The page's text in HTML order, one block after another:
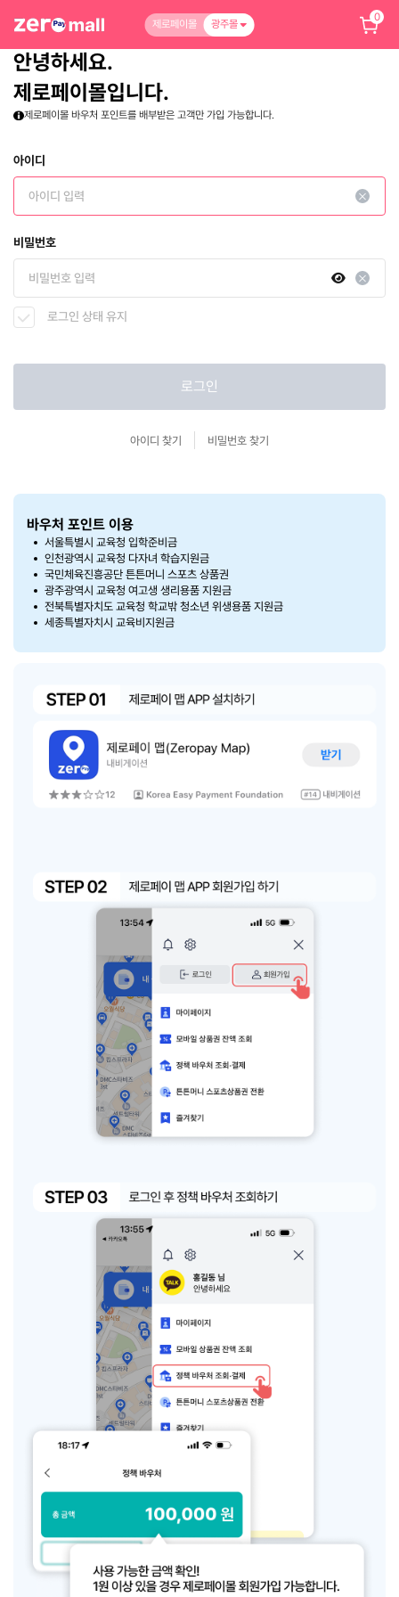
제로페이몰 광주몰
0
안녕하세요.
제로페이몰입니다.
제로페이몰 바우처 포인트를 배부받은 고객만 가입 가능합니다.
아이디
비밀번호
로그인 상태 유지
로그인
아이디 찾기 비밀번호 찾기
바우처 포인트 이용
서울특별시 교육청 입학준비금
인천광역시 교육청 다자녀 학습지원금
국민체육진흥공단 튼튼머니 스포츠 상품권
광주광역시 교육청 여고생 생리용품 지원금
전북특별자치도 교육청 학교밖 청소년 위생용품 지원금
세종특별자치시 교육비지원금